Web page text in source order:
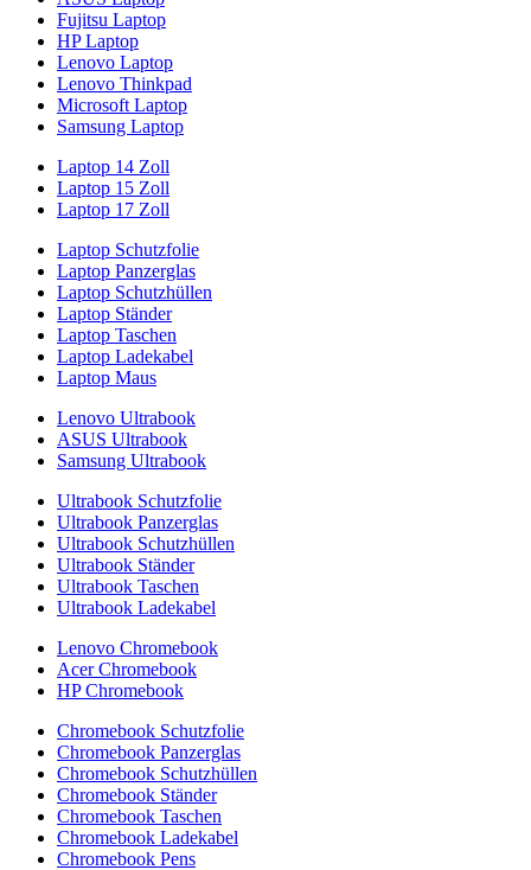
Fujitsu Laptop
HP Laptop
Lenovo Laptop
Lenovo Thinkpad
Microsoft Laptop
Samsung Laptop
Laptop 14 Zoll
Laptop 15 Zoll
Laptop 17 Zoll
Laptop Schutzfolie
Laptop Panzerglas
Laptop Schutzhüllen
Laptop Ständer
Laptop Taschen
Laptop Ladekabel
Laptop Maus
Lenovo Ultrabook
ASUS Ultrabook
Samsung Ultrabook
Ultrabook Schutzfolie
Ultrabook Panzerglas
Ultrabook Schutzhüllen
Ultrabook Ständer
Ultrabook Taschen
Ultrabook Ladekabel
Lenovo Chromebook
Acer Chromebook
HP Chromebook
Chromebook Schutzfolie
Chromebook Panzerglas
Chromebook Schutzhüllen
Chromebook Ständer
Chromebook Taschen
Chromebook Ladekabel
Chromebook Pens